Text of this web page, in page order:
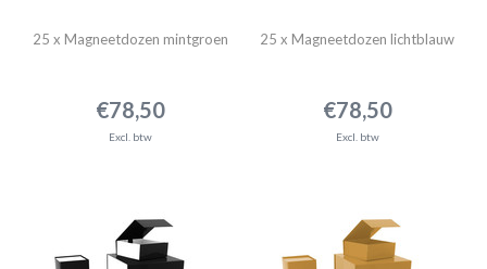
25 x Magneetdozen mintgroen
€78,50
Excl. btw
25 x Magneetdozen lichtblauw
€78,50
Excl. btw